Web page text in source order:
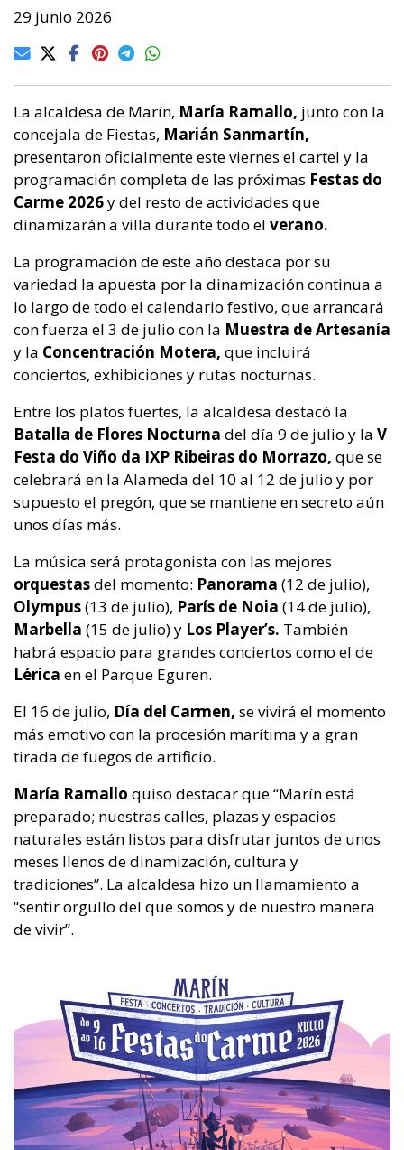
29 junio 2026
La alcaldesa de Marín, María Ramallo, junto con la
concejala de Fiestas, Marián Sanmartín,
presentaron oficialmente este viernes el cartel y la
programación completa de las próximas Festas do
Carme 2026y del resto de actividades que
dinamizarán a villa durante todo el verano.
La programación de este año destaca por su
variedad la apuesta por la dinamización continua a
lo largo de todo el calendario festivo, que arrancará
con fuerza el 3 de julio con la Muestra de Artesanía
y la Concentración Motera, que incluirá
conciertos, exhibiciones y rutas nocturnas.
Entre los platos fuertes, la alcaldesa destacó la
Batalla de Flores Nocturna del día 9 de julio y la V
Festa do Viño da IXP Ribeiras do Morrazo, que se
celebrará en la Alameda del 10 al 12 de julio y por
supuesto el pregón, que se mantiene en secreto aún
unos días más.
La música será protagonista con las mejores
orquestasdel momento: Panorama (12 de julio),
Olympus(13 de julio), París de Noia (14 de julio),
Marbella (15 de julio) y Los Player’s. También
habrá espacio para grandes conciertos como el de
Lérica en el Parque Eguren.
El 16 de julio, Día del Carmen, se vivirá el momento
más emotivo con la procesión marítima y a gran
tirada de fuegos de artificio.
María Ramallo quiso destacar que “Marín está
preparado; nuestras calles, plazas y espacios
naturales están listos para disfrutar juntos de unos
meses llenos de dinamización, cultura y
tradiciones”. La alcaldesa hizo un llamamiento a
“sentir orgullo del que somos y de nuestro manera
de vivir”.